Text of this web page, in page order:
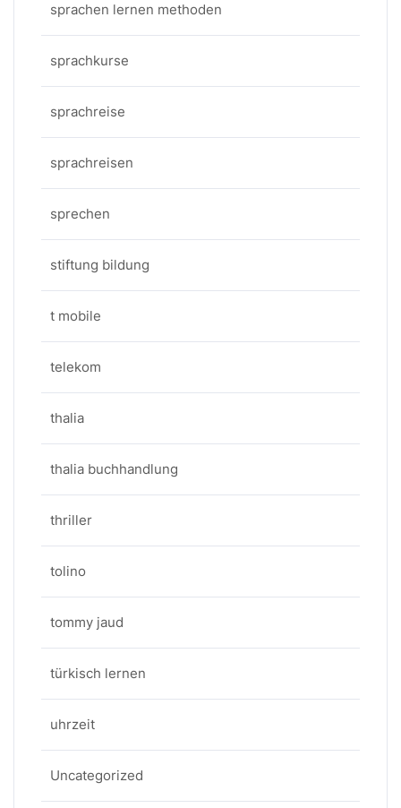
sprachen lernen methoden
sprachkurse
sprachreise
sprachreisen
sprechen
stiftung bildung
t mobile
telekom
thalia
thalia buchhandlung
thriller
tolino
tommy jaud
türkisch lernen
uhrzeit
Uncategorized